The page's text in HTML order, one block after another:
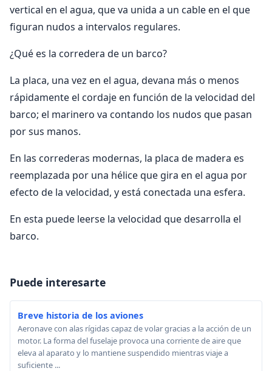
vertical en el agua, que va unida a un cable en el que
figuran nudos a intervalos regulares.
¿Qué es la corredera de un barco?
La placa, una vez en el agua, devana más o menos
rápidamente el cordaje en función de la velocidad del
barco; el marinero va contando los nudos que pasan
por sus manos.
En las correderas modernas, la placa de madera es
reemplazada por una hélice que gira en el agua por
efecto de la velocidad, y está conectada una esfera.
En esta puede leerse la velocidad que desarrolla el
barco.
Puede interesarte
Breve historia de los aviones
Aeronave con alas rígidas capaz de volar gracias a la acción de un
motor. La forma del fuselaje provoca una corriente de aire que
eleva al aparato y lo mantiene suspendido mientras viaje a
suficiente ...